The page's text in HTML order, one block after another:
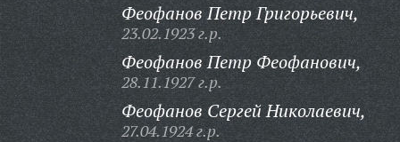
Феофанов Петр Григорьевич,
23.02.1923 г.р.
Феофанов Петр Феофанович,
28.11.1927 г.р.
Феофанов Сергей Николаевич,
27.04.1924 г.р.